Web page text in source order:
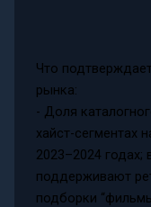
Что
рынка:
- Доля
хайст-сегментах
2023–2024 годах;
поддерживают
подборки